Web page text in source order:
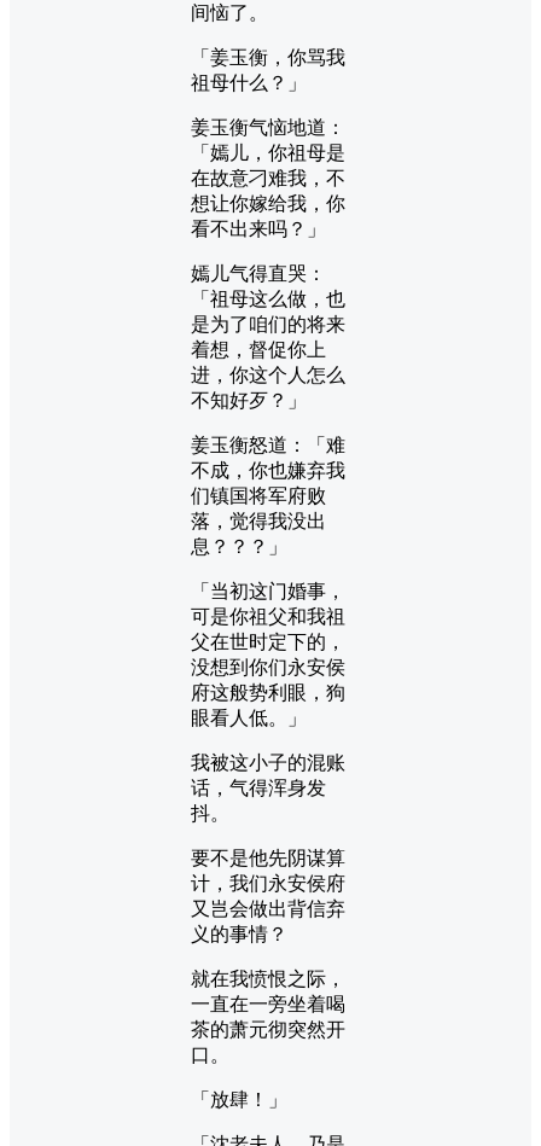
间恼了。
「姜玉衡，你骂我
祖母什么？」
姜玉衡气恼地道：
「嫣儿，你祖母是
在故意刁难我，不
想让你嫁给我，你
看不出来吗？」
嫣儿气得直哭：
「祖母这么做，也
是为了咱们的将来
着想，督促你上
进，你这个人怎么
不知好歹？」
姜玉衡怒道：「难
不成，你也嫌弃我
们镇国将军府败
落，觉得我没出
息？？？」
「当初这门婚事，
可是你祖父和我祖
父在世时定下的，
没想到你们永安侯
府这般势利眼，狗
眼看人低。」
我被这小子的混账
话，气得浑身发
抖。
要不是他先阴谋算
计，我们永安侯府
又岂会做出背信弃
义的事情？
就在我愤恨之际，
一直在一旁坐着喝
茶的萧元彻突然开
口。
「放肆！」